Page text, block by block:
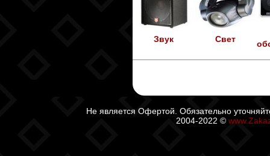
Звук Свет
Не является Офертой. Обязательно
2004-2022 ©